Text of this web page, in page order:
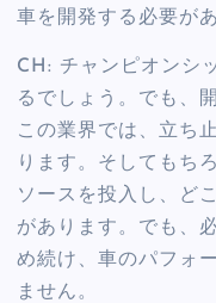
車を開発する必要が
CH: チャンピオンシ
るでしょう。でも、
この業界では、立ち
ります。そしてもち
ソースを投入し、ど
があります。でも、
め続け、車のパフォ
ません。